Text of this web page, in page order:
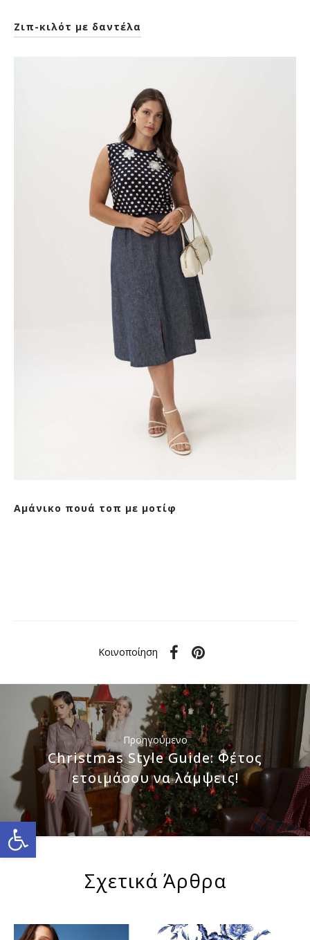
Ζιπ-κιλότ με δαντέλα
Αμάνικο πουά τοπ με μοτίφ
Κοινοποίηση
Προηγούμενο
Christmas Style Guide: Φέτος
ετοιμάσου να λάμψεις!
Σχετικά Άρθρα
Ανοίξτε τη γραμμή